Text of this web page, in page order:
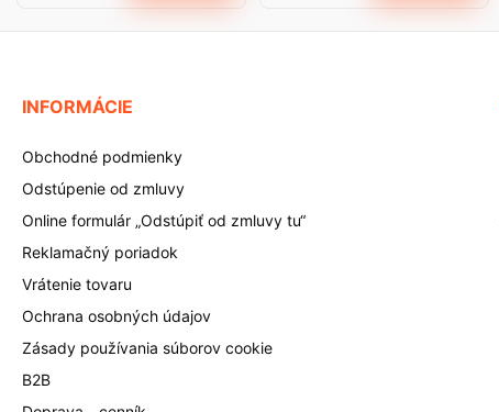
INFORMÁCIE
Obchodné podmienky
Odstúpenie od zmluvy
Online formulár „Odstúpiť od zmluvy tu“
Reklamačný poriadok
Vrátenie tovaru
Ochrana osobných údajov
Zásady používania súborov cookie
B2B